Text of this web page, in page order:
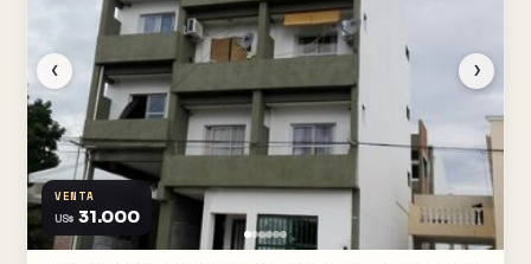
‹ ›
VENTA
US$ 31.000